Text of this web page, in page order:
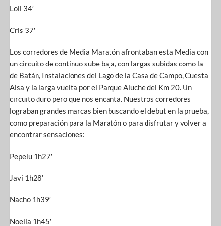
Loli 34′
Cris 37′
Los corredores de Media Maratón afrontaban esta Media con
un circuito de continuo sube baja, con largas subidas como la
de Batán, Instalaciones del Lago de la Casa de Campo, Cuesta
Aisa y la larga vuelta por el Parque Aluche del Km 20. Un
circuito duro pero que nos encanta. Nuestros corredores
lograban grandes marcas bien buscando el debut en la prueba,
como preparación para la Maratón o para disfrutar y volver a
encontrar sensaciones:
Pepelu 1h27′
Javi 1h28′
Nacho 1h39′
Noelia 1h45′